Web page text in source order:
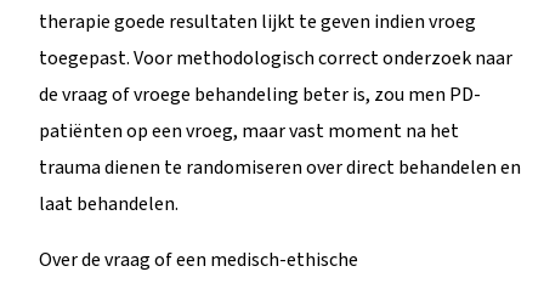
therapie goede resultaten lijkt te geven indien vroeg
toegepast. Voor methodologisch correct onderzoek naar
de vraag of vroege behandeling beter is, zou men PD-
patiënten op een vroeg, maar vast moment na het
trauma dienen te randomiseren over direct behandelen en
laat behandelen.
Over de vraag of een medisch-ethische